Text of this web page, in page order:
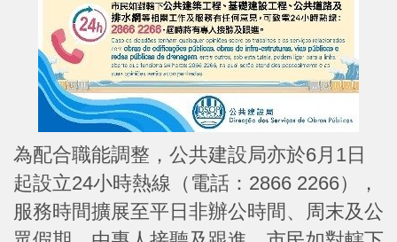
為配合職能調整，公共建設局亦於6月1日
起設立24小時熱線（電話：2866 2266），
服務時間擴展至平日非辦公時間、周末及公